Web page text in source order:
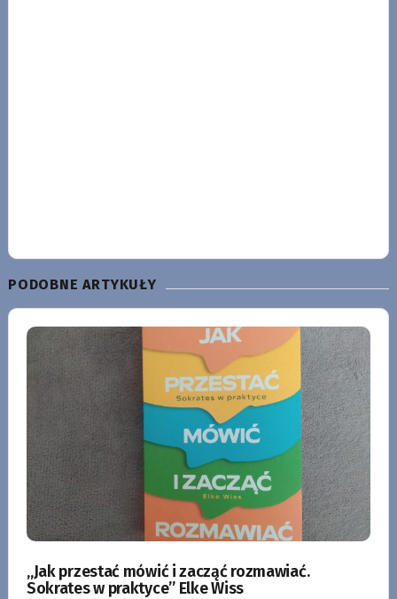
PODOBNE ARTYKUŁY
„Jak przestać mówić i zacząć rozmawiać.
Sokrates w praktyce” Elke Wiss